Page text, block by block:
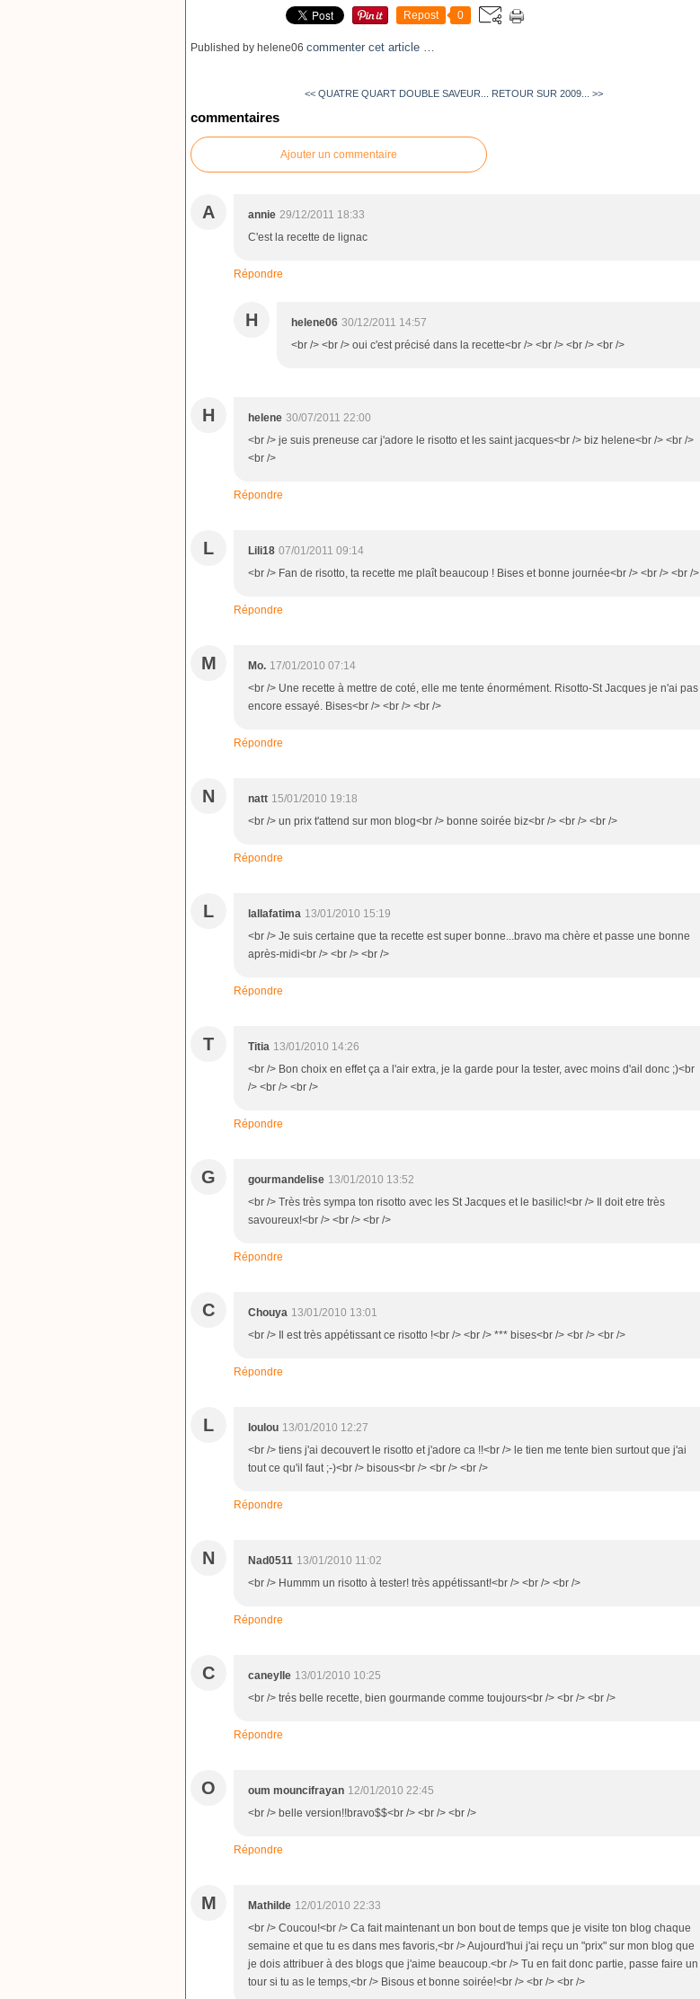
Repost 0
Published by helene06 commenter cet article …
<< QUATRE QUART DOUBLE SAVEUR... RETOUR SUR 2009... >>
commentaires
Ajouter un commentaire
A annie 29/12/2011 18:33
C'est la recette de lignac
Répondre
H helene06 30/12/2011 14:57
<br /> <br /> oui c'est précisé dans la recette<br /> <br /> <br /> <br />
H helene 30/07/2011 22:00
<br /> je suis preneuse car j'adore le risotto et les saint jacques<br /> biz helene<br /> <br />
<br />
Répondre
L Lili18 07/01/2011 09:14
<br /> Fan de risotto, ta recette me plaît beaucoup ! Bises et bonne journée<br /> <br /> <br />
Répondre
M Mo. 17/01/2010 07:14
<br /> Une recette à mettre de coté, elle me tente énormément. Risotto-St Jacques je n'ai pas
encore essayé. Bises<br /> <br /> <br />
Répondre
N natt 15/01/2010 19:18
<br /> un prix t'attend sur mon blog<br /> bonne soirée biz<br /> <br /> <br />
Répondre
L lallafatima 13/01/2010 15:19
<br /> Je suis certaine que ta recette est super bonne...bravo ma chère et passe une bonne
après-midi<br /> <br /> <br />
Répondre
T Titia 13/01/2010 14:26
<br /> Bon choix en effet ça a l'air extra, je la garde pour la tester, avec moins d'ail donc ;)<br
/> <br /> <br />
Répondre
G gourmandelise 13/01/2010 13:52
<br /> Très très sympa ton risotto avec les St Jacques et le basilic!<br /> Il doit etre très
savoureux!<br /> <br /> <br />
Répondre
C Chouya 13/01/2010 13:01
<br /> Il est très appétissant ce risotto !<br /> <br /> *** bises<br /> <br /> <br />
Répondre
L loulou 13/01/2010 12:27
<br /> tiens j'ai decouvert le risotto et j'adore ca !!<br /> le tien me tente bien surtout que j'ai
tout ce qu'il faut ;-)<br /> bisous<br /> <br /> <br />
Répondre
N Nad0511 13/01/2010 11:02
<br /> Hummm un risotto à tester! très appétissant!<br /> <br /> <br />
Répondre
C caneylle 13/01/2010 10:25
<br /> trés belle recette, bien gourmande comme toujours<br /> <br /> <br />
Répondre
O oum mouncifrayan 12/01/2010 22:45
<br /> belle version!!bravo$$<br /> <br /> <br />
Répondre
M Mathilde 12/01/2010 22:33
<br /> Coucou!<br /> Ca fait maintenant un bon bout de temps que je visite ton blog chaque
semaine et que tu es dans mes favoris,<br /> Aujourd'hui j'ai reçu un "prix" sur mon blog que
je dois attribuer à des blogs que j'aime beaucoup.<br /> Tu en fait donc partie, passe faire un
tour si tu as le temps,<br /> Bisous et bonne soirée!<br /> <br /> <br />